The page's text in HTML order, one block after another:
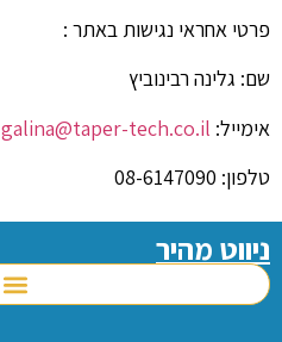
פרטי אחראי נגישות באתר :
שם: גלינה רבינוביץ
אימייל: galina@taper-tech.co.il
טלפון: 08-6147090
ניווט מהיר